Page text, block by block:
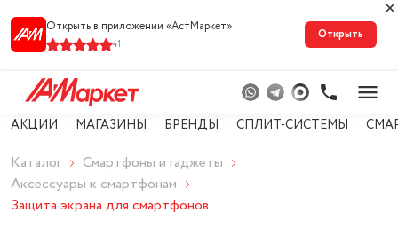
Открыть в приложении «АстМарке‪т‬»
41
Открыть
АКЦИИ МАГАЗИНЫ БРЕНДЫ СПЛИТ-СИСТЕМЫ
Каталог
Смартфоны и гаджеты
Аксессуары к смартфонам
Защита экрана для смартфонов